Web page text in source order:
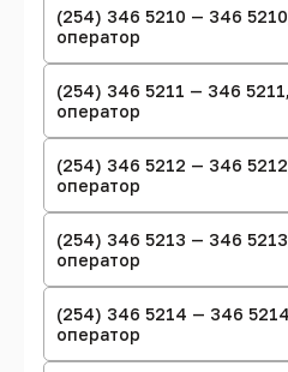
(254) 346 5210 — 346
оператор
(254) 346 5211 — 346
оператор
(254) 346 5212 — 346
оператор
(254) 346 5213 — 346
оператор
(254) 346 5214 — 346
оператор